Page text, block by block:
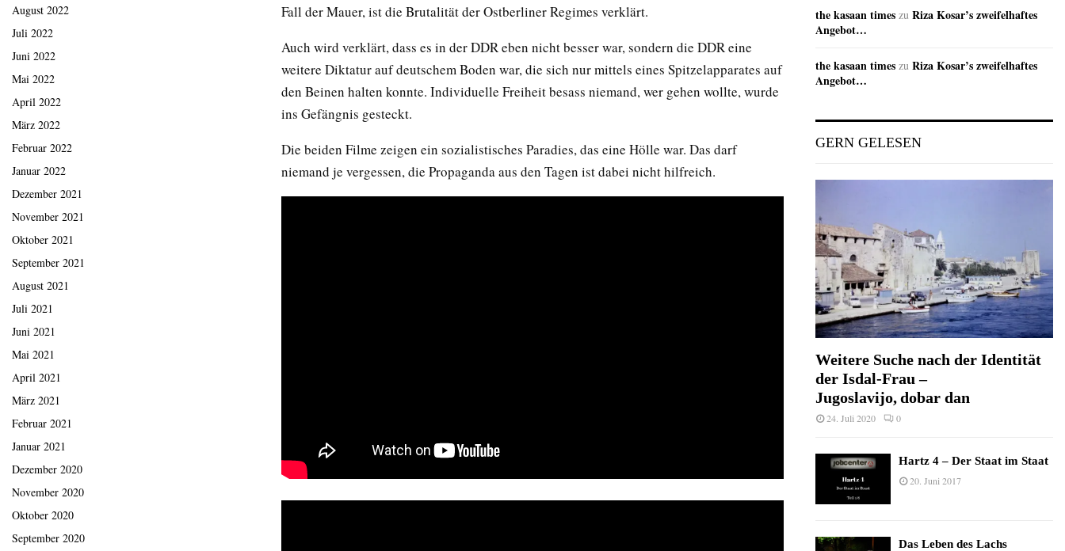
Fall der Mauer, ist die Brutalität der Ostberliner Regimes verklärt.
Auch wird verklärt, dass es in der DDR eben nicht besser war, sondern die DDR eine
weitere Diktatur auf deutschem Boden war, die sich nur mittels eines Spitzelapparates auf
den Beinen halten konnte. Individuelle Freiheit besass niemand, wer gehen wollte, wurde
ins Gefängnis gesteckt.
Die beiden Filme zeigen ein sozialistisches Paradies, das eine Hölle war. Das darf
niemand je vergessen, die Propaganda aus den Tagen ist dabei nicht hilfreich.
August 2022
Juli 2022
Juni 2022
Mai 2022
April 2022
März 2022
Februar 2022
Januar 2022
Dezember 2021
November 2021
Oktober 2021
September 2021
August 2021
Juli 2021
Juni 2021
Mai 2021
April 2021
März 2021
Februar 2021
Januar 2021
Dezember 2020
November 2020
Oktober 2020
September 2020
the kasaan times zu Riza Kosar’s zweifelhaftes
Angebot…
the kasaan times zu Riza Kosar’s zweifelhaftes
Angebot…
GERN GELESEN
Weitere Suche nach der Identität
der Isdal-Frau –
Jugoslavijo, dobar dan
24. Juli 2020 0
Hartz 4 – Der Staat im Staat
20. Juni 2017
Das Leben des Lachs